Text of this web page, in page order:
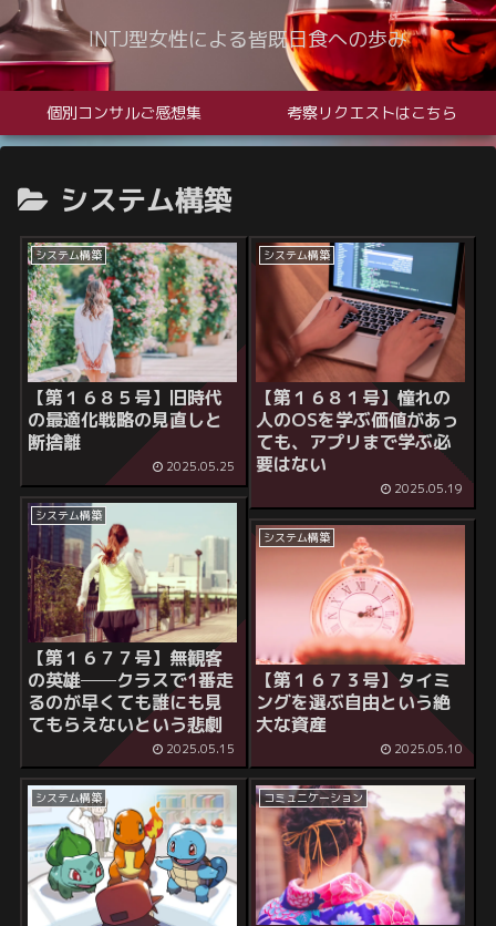
INTJ型女性による皆既日食への歩み
個別コンサルご感想集 考察リクエストはこちら
システム構築
システム構築
【第１６８５号】 旧時代
の最適化戦略の見直しと
断捨離
2025.05.25
システム構築
【第１６８１号】憧れの
人のOSを学ぶ価値があっ
ても、アプリまで学ぶ必
要はない
2025.05.19
システム構築
【第１６７７号】 無観客
の英雄──クラスで1番走
るのが早くても誰にも見
てもらえないという悲劇
2025.05.15
システム構築
【第１６７３号】タイミ
ングを選ぶ自由という絶
大な資産
2025.05.10
システム構築 コミュニケーション